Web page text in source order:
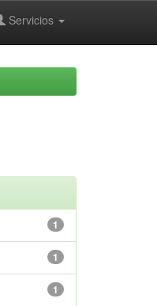
Servicios
1
1
1